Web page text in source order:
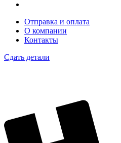
Отправка и оплата
О компании
Контакты
Сдать детали